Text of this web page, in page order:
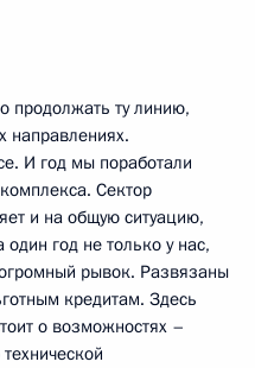
продолжать ту линию,
направлениях.
И год мы поработали
Сектор
и на общую ситуацию,
год не только у нас,
рывок. Развязаны
кредитам. Здесь
о возможностях –